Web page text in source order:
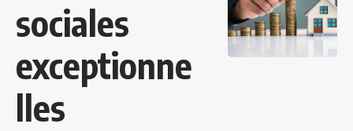
sociales
exceptionne
lles